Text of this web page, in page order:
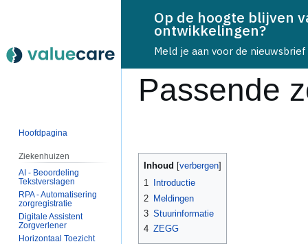
Passende
springen
springen
Inhoud
1
Introductie
2 Meldingen
3 Stuurinformatie
4 ZEGG
Op de hoogte blijven
ontwikkelingen?
Meld je aan voor de nieuwsbrief
Hoofdpagina
Ziekenhuizen
AI - Beoordeling
Tekstverslagen
RPA - Automatisering
zorgregistratie
Digitale Assistent
Zorgverlener
Horizontaal Toezicht